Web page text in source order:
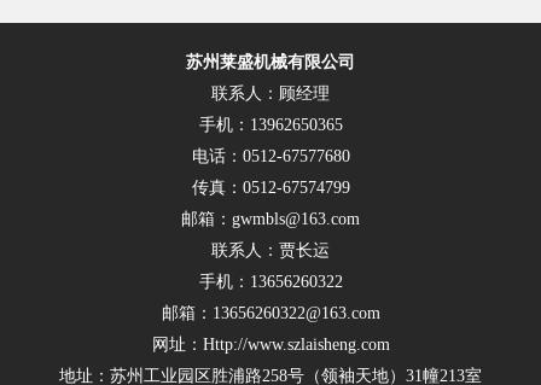
苏州莱盛机械有限公司
联系人：顾经理
手机：13962650365
电话：0512-67577680
传真：0512-67574799
邮箱：gwmbls@163.com
联系人：贾长运
手机：13656260322
邮箱：13656260322@163.com
网址：Http://www.szlaisheng.com
地址：苏州工业园区胜浦路258号（领袖天地）31幢213室